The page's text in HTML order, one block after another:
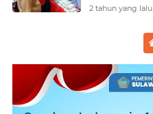
2 tahun yang lalu